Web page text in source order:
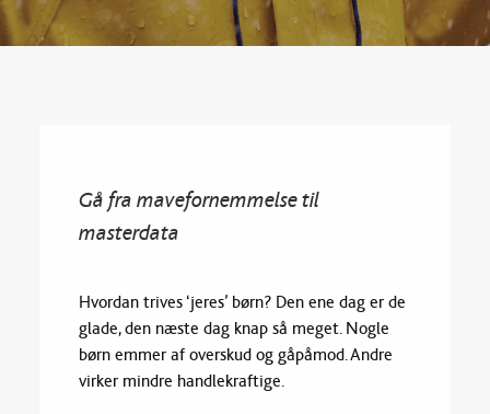
SEARCH
Gå fra mavefornemmelse til
masterdata
Hvordan trives ‘jeres’ børn? Den ene dag er de
glade, den næste dag knap så meget. Nogle
børn emmer af overskud og gåpåmod. Andre
virker mindre handlekraftige.